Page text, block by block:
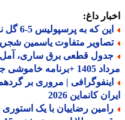
داغ:
که به پرسپولیس 5-6 گل نزدیم خیانت شاهرخ بیانی بود! +ویدیو
متفاوت یاسمین
بابلسر، بهشهر و... (مازندران)
| مروری بر
کانماین 2026
رضاییان با یک استوری به